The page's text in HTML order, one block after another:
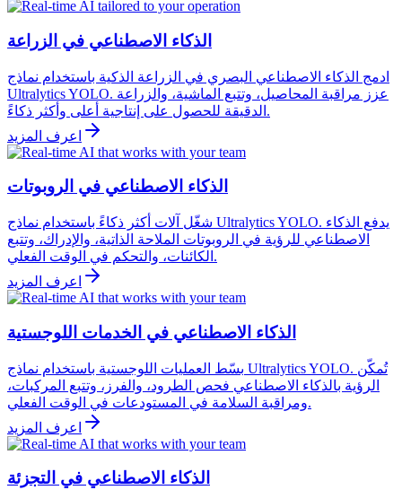
الذكاء الاصطناعي في الزراعة
ادمج الذكاء الاصطناعي البصري في الزراعة الذكية باستخدام نماذج
Ultralytics YOLO. عزز مراقبة المحاصيل، وتتبع الماشية، والزراعة
الدقيقة للحصول على إنتاجية أعلى وأكثر ذكاءً.
اعرف المزيد
الذكاء الاصطناعي في الروبوتات
شغّل آلات أكثر ذكاءً باستخدام نماذج Ultralytics YOLO. يدفع الذكاء
الاصطناعي للرؤية في الروبوتات الملاحة الذاتية، والإدراك، وتتبع
الكائنات، والتحكم في الوقت الفعلي.
اعرف المزيد
الذكاء الاصطناعي في الخدمات اللوجستية
بسّط العمليات اللوجستية باستخدام نماذج Ultralytics YOLO. تُمكّن
الرؤية بالذكاء الاصطناعي فحص الطرود، والفرز، وتتبع المركبات،
ومراقبة السلامة في المستودعات في الوقت الفعلي.
اعرف المزيد
الذكاء الاصطناعي في التجزئة